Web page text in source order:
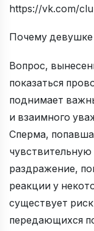
https://vk.com/
Почему девушке
Вопрос,
показаться
поднимает
и взаимного
Сперма,
раздражение,
реакции у
существует
передающихся